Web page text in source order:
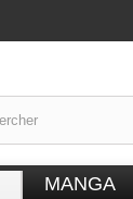
MANGA